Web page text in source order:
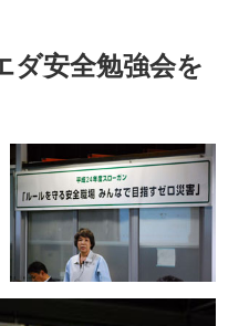
ダ安全勉強会を